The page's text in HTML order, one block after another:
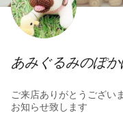
あみぐるみのぽ
ご来店ありがとうござい
お知らせ致します